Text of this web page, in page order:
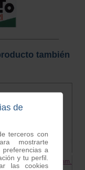
también
Grower METRICA 7mm.
de
terceros con
mostrarte
a
y tu perfil.
las cookies